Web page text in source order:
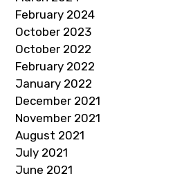
February 2024
October 2023
October 2022
February 2022
January 2022
December 2021
November 2021
August 2021
July 2021
June 2021